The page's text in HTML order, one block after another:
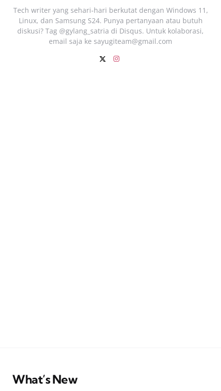
Tech writer yang sehari‑hari berkutat dengan Windows 11,
Linux, dan Samsung S24. Punya pertanyaan atau butuh
diskusi? Tag @gylang_satria di Disqus. Untuk kolaborasi,
email saja ke sayugiteam@gmail.com
What’s New